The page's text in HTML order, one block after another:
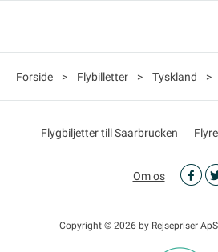
Forside > Flybilletter > Tyskland >
Flygbiljetter till Saarbrucken
Om os
Copyright © 2026 by Rejsepriser